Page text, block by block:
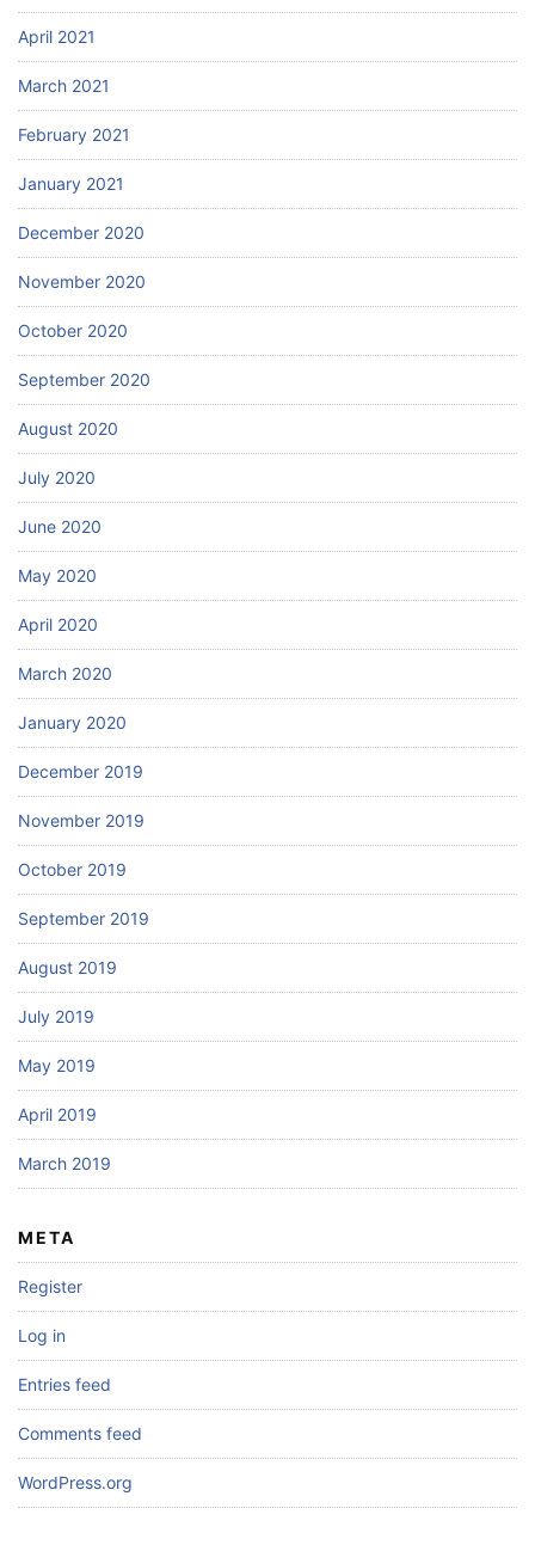
April 2021
March 2021
February 2021
January 2021
December 2020
November 2020
October 2020
September 2020
August 2020
July 2020
June 2020
May 2020
April 2020
March 2020
January 2020
December 2019
November 2019
October 2019
September 2019
August 2019
July 2019
May 2019
April 2019
March 2019
META
Register
Log in
Entries feed
Comments feed
WordPress.org